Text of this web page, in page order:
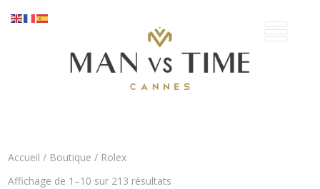
Accueil / Boutique / Rolex
Affichage de 1–10 sur 213 résultats